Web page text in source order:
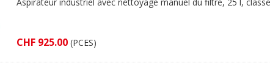
CHF 925.00 (PCES)